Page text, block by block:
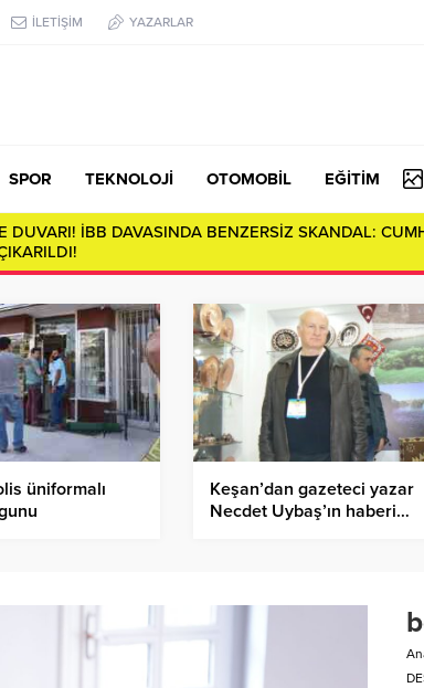
İLETİŞİM YAZARLAR
SPOR TEKNOLOJİ OTOMOBİL EĞİTİM
DUVARI! İBB DAVASINDA BENZERSİZ SKANDAL:
üniformalı
Keşan’dan gazeteci yazar
Necdet Uybaş’ın haberi…